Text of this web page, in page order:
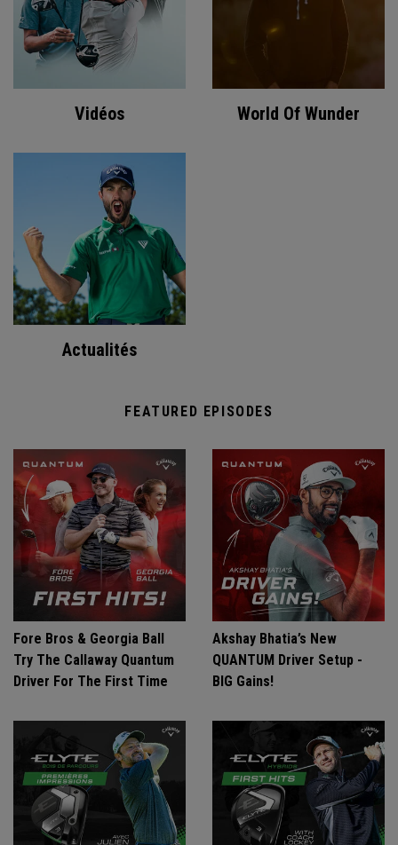
Vidéos World Of Wunder
Actualités
FEATURED EPISODES
Fore Bros & Georgia Ball
Try The Callaway Quantum
Driver For The First Time
Akshay Bhatia’s New
QUANTUM Driver Setup -
BIG Gains!